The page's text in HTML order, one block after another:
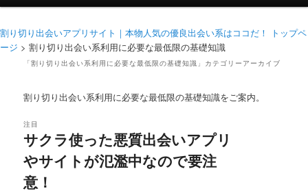
メ
ニ
割り切り出会いアプリサイト｜本物人気の優良出会い系はココだ！ トップペ
ージ > 割り切り出会い系利用に必要な最低限の基礎知識
「割り切り出会い系利用に必要な最低限の基礎知識 」カテゴリーアーカイブ
割り切り出会い系利用に必要な最低限の基礎知識をご案内。
サクラ使った悪質出会いアプリ
やサイトが氾濫中なので要注
意！
注目